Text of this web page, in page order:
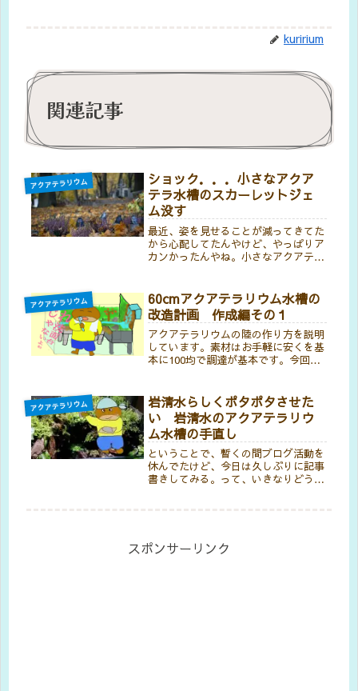
kuririum
関連記事
アクアテラリウム
ショック．．．小さなアクア
テラ水槽のスカーレットジェ
ム没す
最近、姿を見せることが減ってきてた
から心配してたんやけど、やっぱりア
カンかったんやね。小さなアクアテラ
アカムシは食べてたみたいやから、も
しかしたらっていう期待もあったんや
け...
アクアテラリウム
60cmアクアテラリウム水槽の
改造計画 作成編その１
アクアテラリウムの陸の作り方を説明
しています。素材はお手軽に安くを基
本に100均で調達が基本です。今回は
ンプルな分、作り方も簡単です。です
が、出来上がりは驚きのクオリティー
です。
アクアテラリウム
岩清水らしくポタポタさせた
い 岩清水のアクアテラリウ
ム水槽の手直し
ということで、暫くの間ブログ活動を
休んでたけど、今日は久しぶりに記事
書きしてみる。って、いきなりどうい
ぁ...
スポンサーリンク